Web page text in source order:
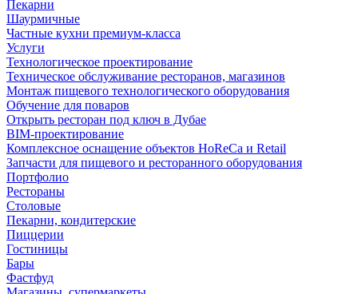
Пекарни
Шаурмичные
Частные кухни премиум-класса
Услуги
Технологическое проектирование
Техническое обслуживание ресторанов, магазинов
Монтаж пищевого технологического оборудования
Обучение для поваров
Открыть ресторан под ключ в Дубае
BIM-проектирование
Комплексное оснащение объектов HoReCa и Retail
Запчасти для пищевого и ресторанного оборудования
Портфолио
Рестораны
Столовые
Пекарни, кондитерские
Пиццерии
Гостиницы
Бары
Фастфуд